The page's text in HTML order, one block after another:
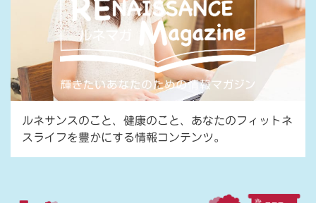
ルネサンスのこと、健康のこと、あなたのフィットネ
スライフを豊かにする情報コンテンツ。